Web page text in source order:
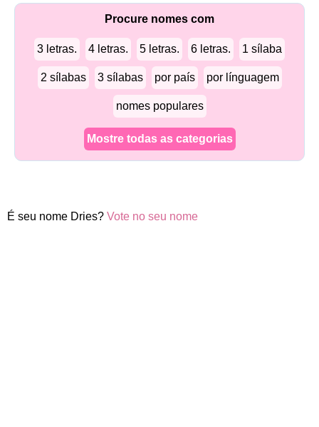
Procure nomes com
3 letras. 4 letras. 5 letras. 6 letras. 1 sílaba
2 sílabas 3 sílabas por país por línguagem
nomes populares
Mostre todas as categorias
É seu nome Dries? Vote no seu nome